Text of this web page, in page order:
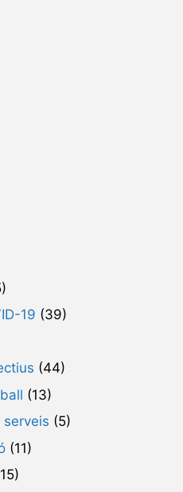
19 (39)
(44)
(13)
serveis (5)
(11)